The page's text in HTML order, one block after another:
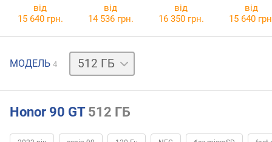
128GB/8GB
від
15 640 грн.
від
14 536 грн.
від
16 350 грн.
від
15 640
МОДЕЛЬ 4
256 ГБ
256 ГБ
Honor 90 GT 512 ГБ